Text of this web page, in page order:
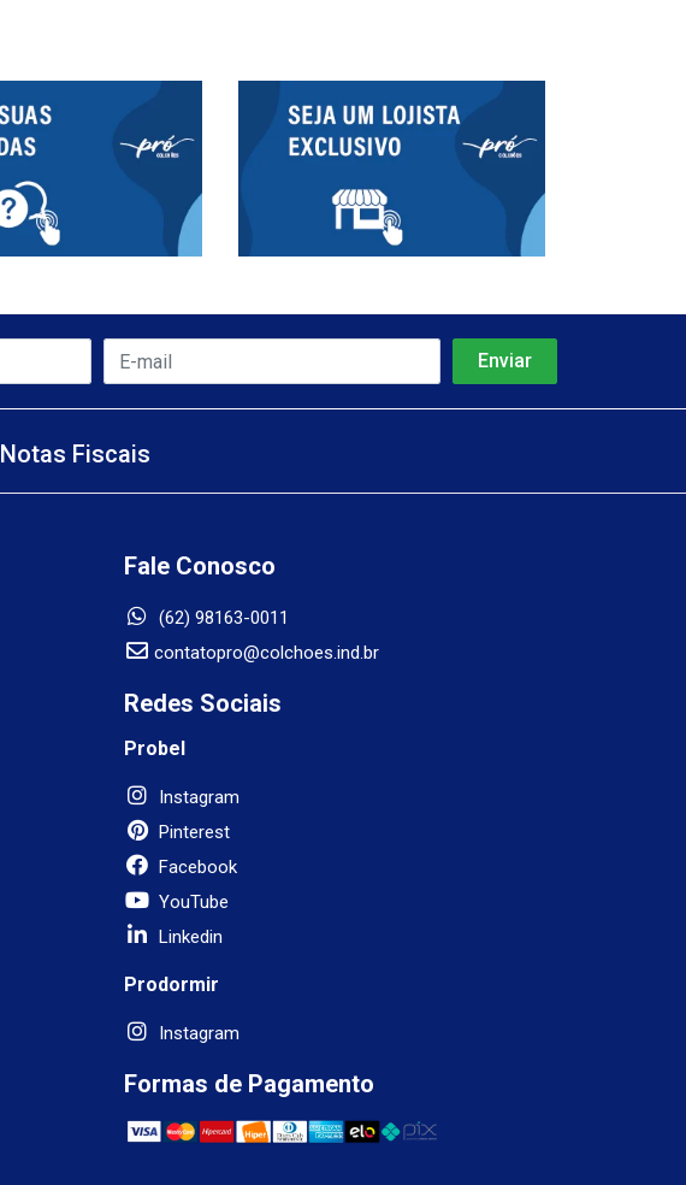
Notas Fiscais
Fale Conosco
(62) 98163-0011
contatopro@colchoes.ind.br
Redes Sociais
Probel
Instagram
Pinterest
Facebook
YouTube
Linkedin
Prodormir
Instagram
Formas de Pagamento